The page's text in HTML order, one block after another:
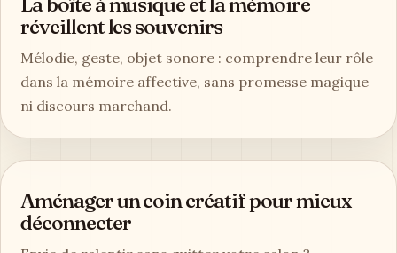
réveillent les souvenirs
Mélodie, geste, objet sonore : comprendre leur rôle
dans la mémoire affective, sans promesse magique
ni discours marchand.
Aménager un coin créatif pour mieux
déconnecter